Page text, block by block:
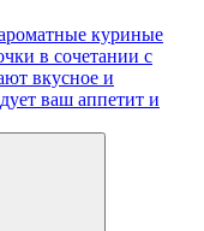
куриные
в сочетании с
вкусное и
ваш аппетит и